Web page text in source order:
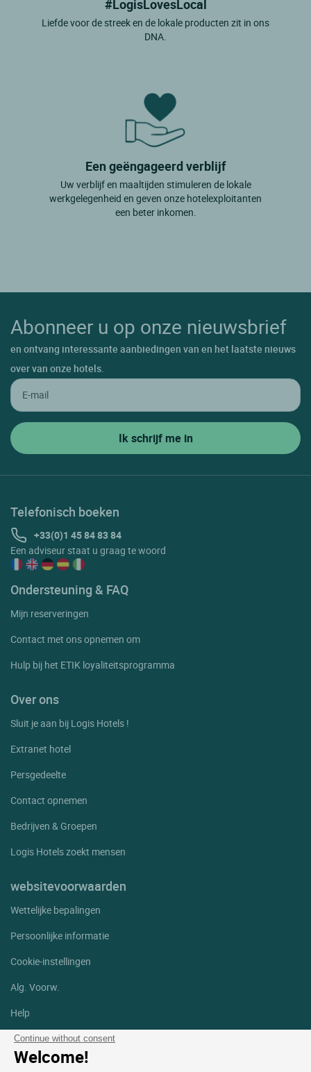
Continue without consent
Welcome!
#LogisLovesLocal
Liefde voor de streek en de lokale producten zit in ons
DNA.
Een geëngageerd verblijf
Uw verblijf en maaltijden stimuleren de lokale
werkgelegenheid en geven onze hotelexploitanten
een beter inkomen.
Abonneer u op onze nieuwsbrief
en ontvang interessante aanbiedingen van en het laatste nieuws
over van onze hotels.
Telefonisch boeken
+33(0)1 45 84 83 84
Een adviseur staat u graag te woord
Ondersteuning & FAQ
Mijn reserveringen
Contact met ons opnemen om
Hulp bij het ETIK loyaliteitsprogramma
Over ons
Sluit je aan bij Logis Hotels !
Extranet hotel
Persgedeelte
Contact opnemen
Bedrijven & Groepen
Logis Hotels zoekt mensen
websitevoorwaarden
Wettelijke bepalingen
Persoonlijke informatie
Cookie-instellingen
Alg. Voorw.
Help
Sitemap
Foto's